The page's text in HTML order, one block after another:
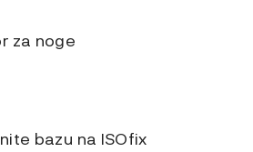
za noge
bazu na ISOfix